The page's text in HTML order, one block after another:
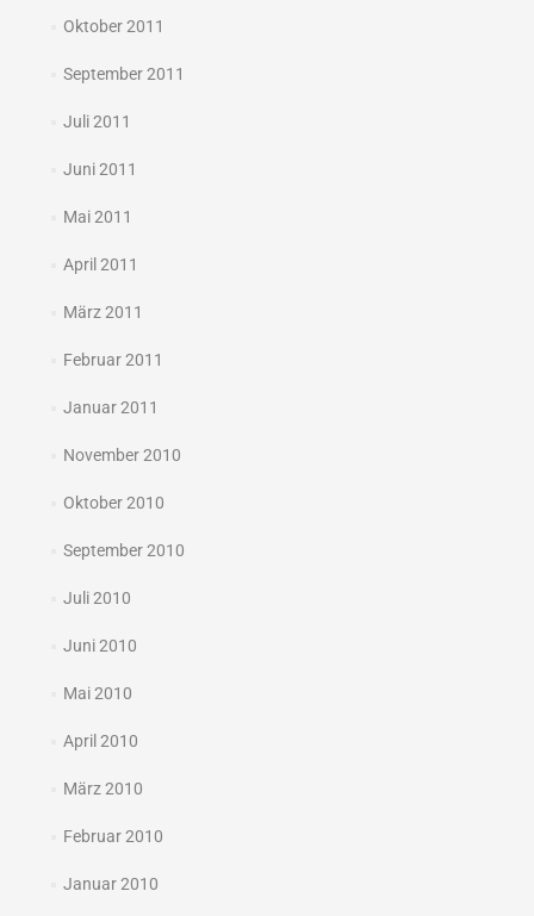
Oktober 2011
September 2011
Juli 2011
Juni 2011
Mai 2011
April 2011
März 2011
Februar 2011
Januar 2011
November 2010
Oktober 2010
September 2010
Juli 2010
Juni 2010
Mai 2010
April 2010
März 2010
Februar 2010
Januar 2010